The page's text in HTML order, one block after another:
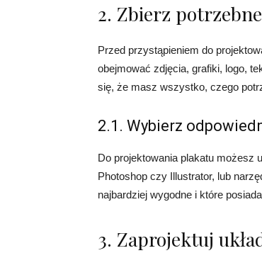
2. Zbierz
Przed przystąpieniem do
obejmować zdjęcia, grafiki, logo,
się, że masz wszystko, czego
2.1. Wybierz
Do projektowania plakatu możesz
Photoshop czy Illustrator, lub
najbardziej wygodne i które
3. Zaprojektuj